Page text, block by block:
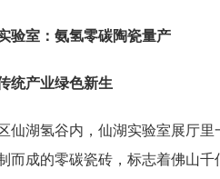
室：氨氢零碳陶瓷量产
产业绿色新生
湖氢谷内，仙湖实验室展厅里
而成的零碳瓷砖，标志着佛山千